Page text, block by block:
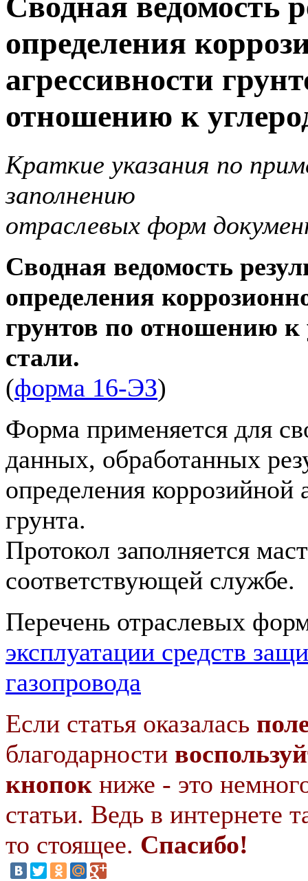
определения
агрессивности
отношению к
Краткие указания по
заполнению
отраслевых форм
Сводная ведомость
определения
грунтов по отношению к
стали.
(форма 16-ЭЗ)
Форма применяется для
данных, обработанных
определения коррозийной
грунта.
Протокол заполняется
соответствующей службе.
Перечень отраслевых
эксплуатации средств
газопровода
Если статья оказалась
благодарности
кнопок ниже - это
статьи. Ведь в интернете
то стоящее. Спасибо!